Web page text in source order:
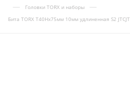
— Головки TORX и наборы —
Бита TORX Т40Hх75мм 10мм удлиненная S2